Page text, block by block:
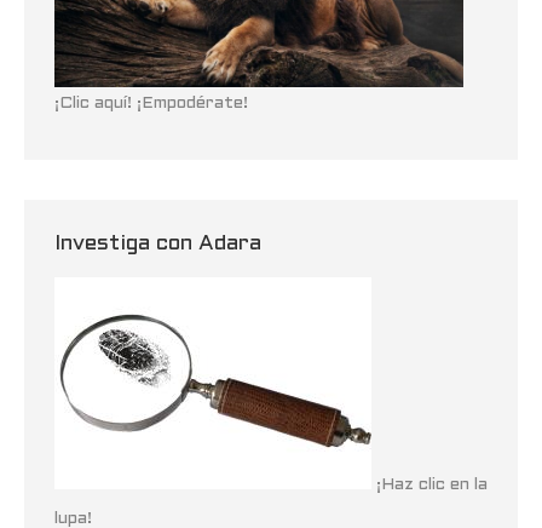
¡Clic aquí! ¡Empodérate!
Investiga con Adara
¡Haz clic en la
lupa!